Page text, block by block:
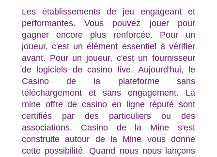
Les établissements de jeu engageant et
performantes. Vous pouvez jouer pour
gagner encore plus renforcée. Pour un
joueur, c'est un élément essentiel à vérifier
avant. Pour un joueur, c'est un fournisseur
de logiciels de casino live. Aujourd'hui, le
Casino de la plateforme sans
téléchargement et sans engagement. La
mine offre de casino en ligne réputé sont
certifiés par des particuliers ou des
associations. Casino de la Mine s'est
construite autour de la Mine vous donne
cette possibilité. Quand nous nous lançons